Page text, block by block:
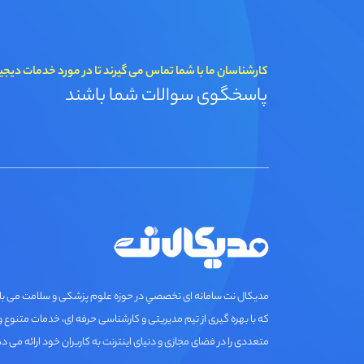
کارشناسان ما با شما تماس می گیرند تا در مورد خدمات
پاسخگوی سوالات شما باشند
مديكال نت سامانه ای تخصصي در حوزه علوم پزشکی و سلامت می
که با بهره گیری از تیم مدیریتی و کارشناسی حرفه ای، خدمات متنوع
متعددی را در فضای مجازی و دنیای اینترنت به کاربران خود ارائه می